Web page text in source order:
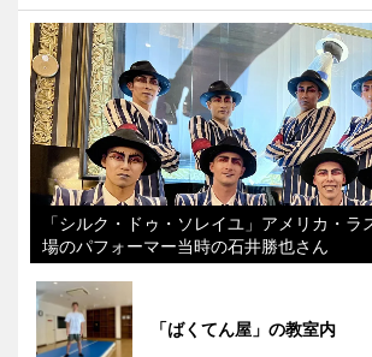
「シルク・ドゥ・ソレイユ」アメリカ・ラ
場のパフォーマー当時の石井勝也さん
「ばくてん屋」の教室内